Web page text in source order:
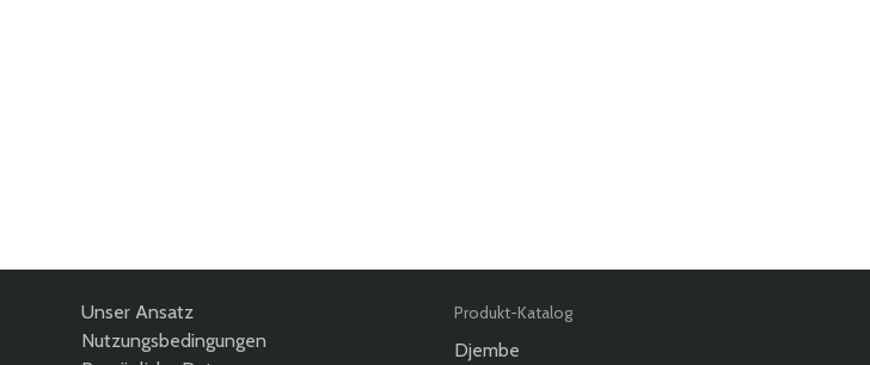
Unser Ansatz
Nutzungsbedingungen
Produkt-Katalog
Djembe